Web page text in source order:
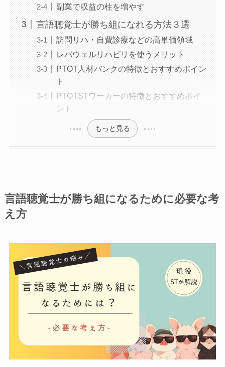
副業で収益の柱を増やす
言語聴覚士が勝ち組になれる方法３選
訪問リハ・自費診療などの高単価領域
レバウェルリハビリを使うメリット
PTOT人材バンクの特徴とおすすめポイン
ト
PTOTSTワーカーの特徴とおすすめポイ
ント
もっと見る
言語聴覚士が勝ち組になるために必要な考
え方